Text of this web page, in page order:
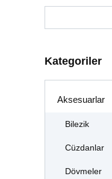
Kategoriler
Aksesuarlar
Bilezik
Cüzdanlar
Dövmeler